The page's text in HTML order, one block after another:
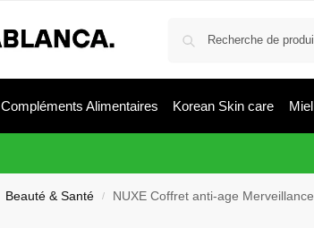
Compléments Alimentaires Korean Skin care
Beauté & Santé / NUXE Coffret anti-age